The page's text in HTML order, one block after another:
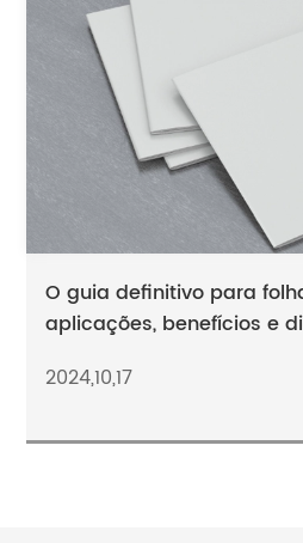
O guia definitivo para
aplicações, benefícios e
2024,10,17